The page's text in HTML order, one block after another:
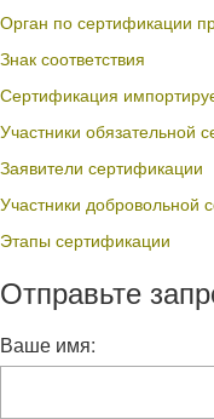
Орган по сертификации
Знак соответствия
Сертификация
Участники обязательной
Заявители сертификации
Участники добровольной
Этапы сертификации
Отправьте
Ваше имя: